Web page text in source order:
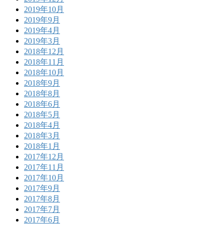
2019年10月
2019年9月
2019年4月
2019年3月
2018年12月
2018年11月
2018年10月
2018年9月
2018年8月
2018年6月
2018年5月
2018年4月
2018年3月
2018年1月
2017年12月
2017年11月
2017年10月
2017年9月
2017年8月
2017年7月
2017年6月